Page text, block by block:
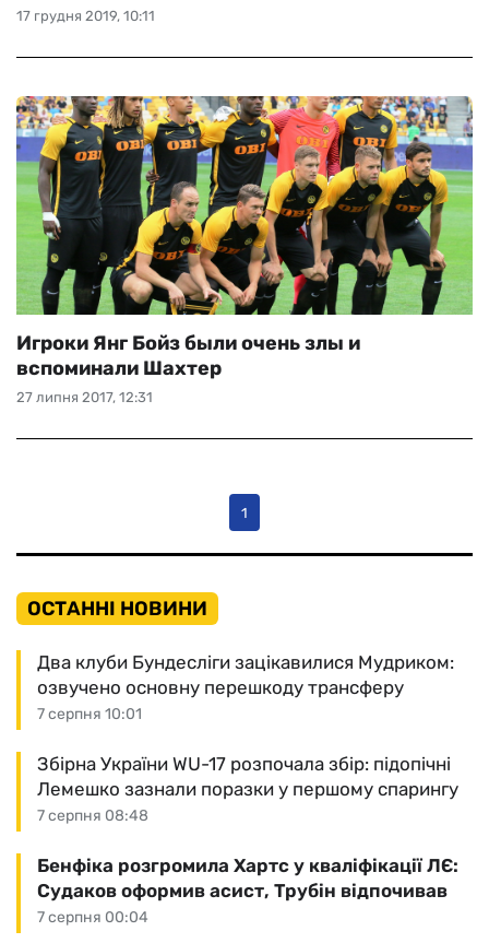
17 грудня 2019, 10:11
27 липня 2017, 12:31
Игроки Янг Бойз были очень злы и
вспоминали Шахтер
1
ОСТАННІ НОВИНИ
7 серпня 10:01
Два клуби Бундесліги зацікавилися Мудриком:
озвучено основну перешкоду трансферу
7 серпня 08:48
Збірна України WU-17 розпочала збір: підопічні
Лемешко зазнали поразки у першому спарингу
7 серпня 00:04
Бенфіка розгромила Хартс у кваліфікації ЛЄ:
Судаков оформив асист, Трубін відпочивав